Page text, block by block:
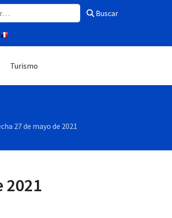
Buscar
Turismo
27 de mayo de 2021